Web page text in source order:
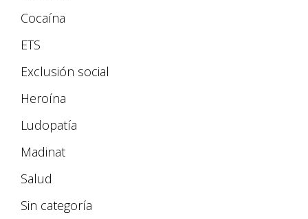
Cocaína
ETS
Exclusión social
Heroína
Ludopatía
Madinat
Salud
Sin categoría